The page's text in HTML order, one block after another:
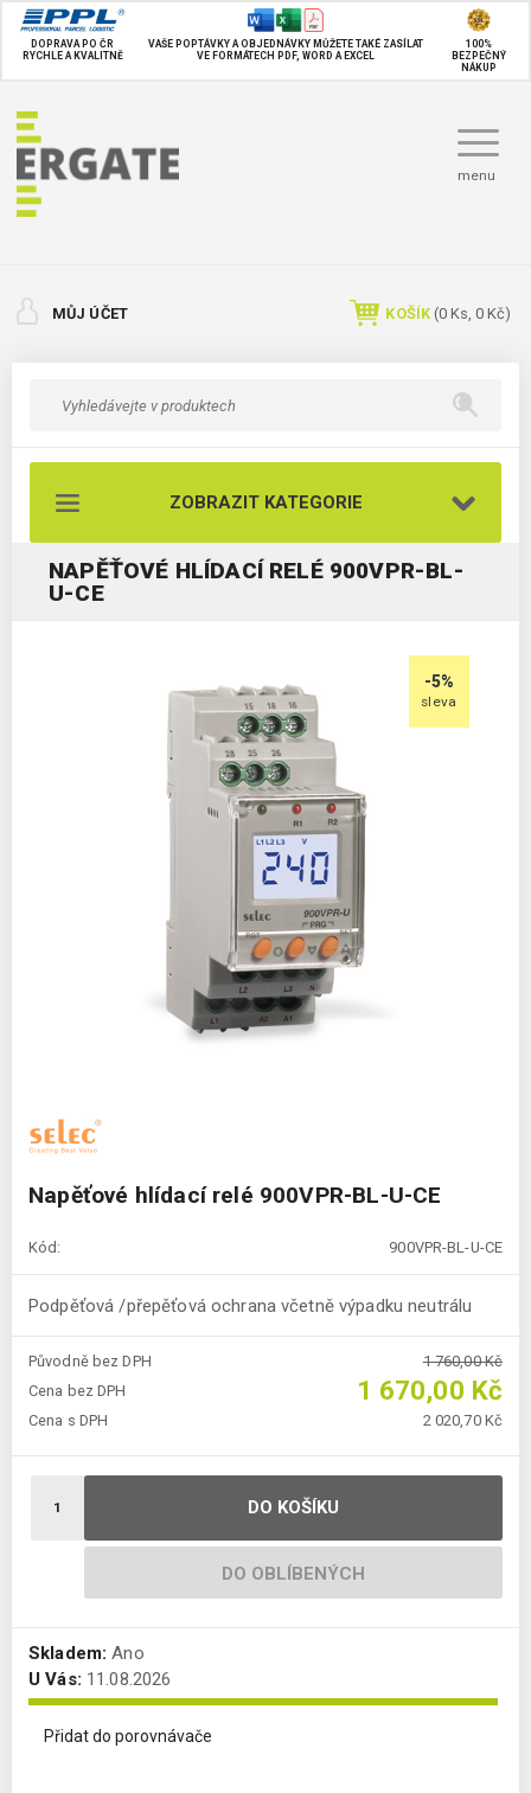
DOPRAVA PO ČR
RYCHLE A KVALITNĚ
VAŠE POPTÁVKY A OBJEDNÁVKY MŮŽETE TAKÉ ZASÍLAT
VE FORMÁTECH PDF, WORD A EXCEL
100%
BEZPEČNÝ
NÁKUP
menu
MŮJ ÚČET KOŠÍK (0 Ks, 0 Kč)
ZOBRAZIT KATEGORIE
NAPĚŤOVÉ HLÍDACÍ RELÉ 900VPR-BL-
U-CE
-5%
sleva
Napěťové hlídací relé 900VPR-BL-U-CE
Kód: 900VPR-BL-U-CE
Podpěťová /přepěťová ochrana včetně výpadku neutrálu
Původně bez DPH
1 760,00 Kč
Cena bez DPH
1 670,00 Kč
Cena s DPH 2 020,70 Kč
DO KOŠÍKU
DO OBLÍBENÝCH
Skladem: Ano
U Vás: 11.08.2026
Přidat do porovnávače